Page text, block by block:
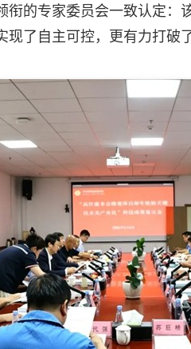
衔的专家委员会一致认定：
现了自主可控，更有力打破